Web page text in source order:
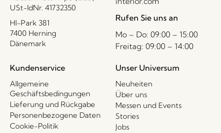
USt-IdNr. 41732350
HI-Park 381
7400 Herning
Dänemark
Rufen Sie uns an
Mo – Do: 09:00 – 15:00
Freitag: 09:00 – 14:00
Kundenservice
Allgemeine
Geschäftsbedingungen
Lieferung und Rückgabe
Personenbezogene Daten
Cookie-Politik
Unser Universum
Neuheiten
Über uns
Messen und Events
Stories
Jobs